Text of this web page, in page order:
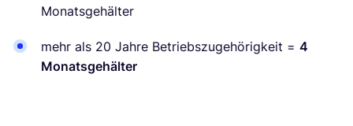
Monatsgehälter
mehr als 20 Jahre Betriebszugehörigkeit = 4
Monatsgehälter